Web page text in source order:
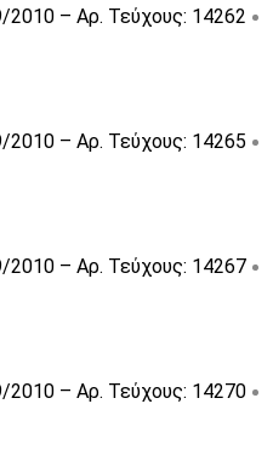
2010 – Αρ. Τεύχους: 14262
2010 – Αρ. Τεύχους: 14265
2010 – Αρ. Τεύχους: 14267
2010 – Αρ. Τεύχους: 14270